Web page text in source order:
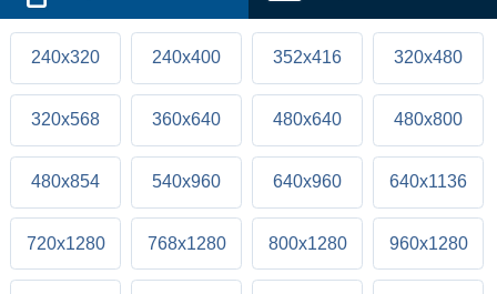
240x320 240x400 352x416 320x480
320x568 360x640 480x640 480x800
480x854 540x960 640x960 640x1136
720x1280 768x1280 800x1280 960x1280